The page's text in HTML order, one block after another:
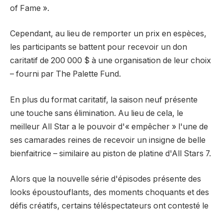
of Fame ».
Cependant, au lieu de remporter un prix en espèces,
les participants se battent pour recevoir un don
caritatif de 200 000 $ à une organisation de leur choix
– fourni par The Palette Fund.
En plus du format caritatif, la saison neuf présente
une touche sans élimination. Au lieu de cela, le
meilleur All Star a le pouvoir d'« empêcher » l'une de
ses camarades reines de recevoir un insigne de belle
bienfaitrice – similaire au piston de platine d'All Stars 7.
Alors que la nouvelle série d'épisodes présente des
looks époustouflants, des moments choquants et des
défis créatifs, certains téléspectateurs ont contesté le